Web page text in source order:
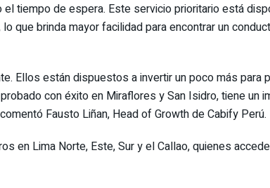
el tiempo de espera. Este servicio prioritario está
que brinda mayor facilidad para encontrar un
Ellos están dispuestos a invertir un poco más para
con éxito en Miraflores y San Isidro, tiene un
Fausto Liñan, Head of Growth de Cabify Perú.
en Lima Norte, Este, Sur y el Callao, quienes